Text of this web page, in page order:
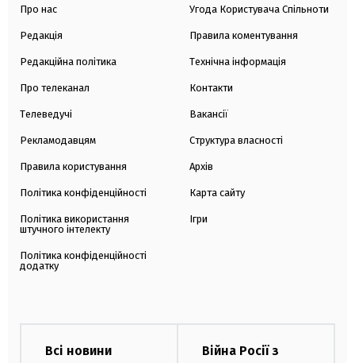
Про нас
Редакція
Редакційна політика
Про телеканал
Телеведучі
Рекламодавцям
Правила користування
Політика конфіденційності
Політика використання
штучного інтелекту
Політика конфіденційності
додатку
Угода Користувача Спільноти
Правила коментування
Технічна інформація
Контакти
Вакансії
Структура власності
Архів
Карта сайту
Ігри
Всі новини
Війна Росії з